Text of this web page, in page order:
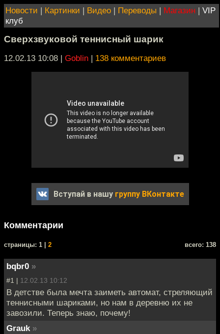
Новости | Картинки | Видео | Переводы | Магазин | VIP
клуб
Сверхзвуковой теннисный шарик
12.02.13 10:08 | Goblin | 138 комментариев
Вступай в нашу группу ВКонтакте
Комментарии
cтраницы: 1 | 2 всего: 138
bqbr0 »
#1 | 12.02.13 10:12
В детстве была мечта заиметь автомат, стреляющий
теннисными шариками, но нам в деревню их не
завозили. Теперь знаю, почему!
Grauk »